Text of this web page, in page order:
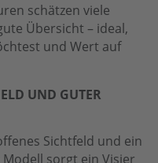
schätzen viele
Übersicht – ideal,
und Wert auf
UND GUTER
Sichtfeld und ein
sorgt ein Visier